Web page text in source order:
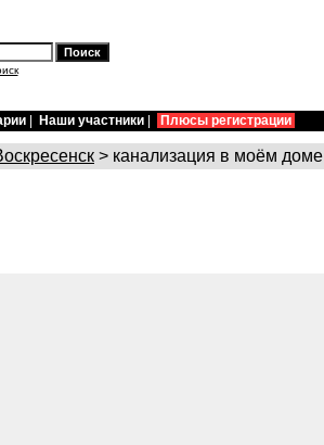
Наши участники Плюсы регистрации
> канализация в моём доме